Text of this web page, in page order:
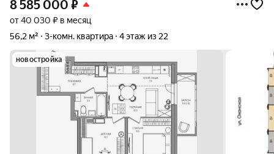
8 585 000 ₽
от 40 030 ₽ в месяц
56,2 м²
3-комн. квартира 4 этаж из 22
новостройка